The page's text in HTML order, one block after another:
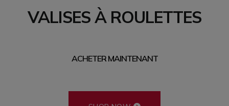
VALISES À ROULETTES
ACHETER MAINTENANT